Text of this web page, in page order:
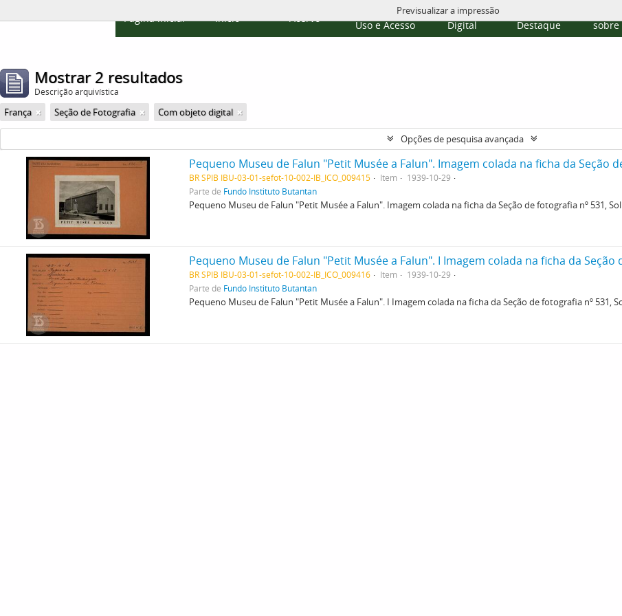
Página inicial Início Acervo
Políticas de
Uso e Acesso
Repositório
Digital
Destaque
sobre
Previsualizar a impressão
Mostrar 2 resultados
Descrição arquivística
França Seção de Fotografia Com objeto digital
Opções de pesquisa avançada
BR SPIB IBU-03-01-sefot-10-002-IB_ICO_009415 Item
1939-10-29
Parte de Fundo Instituto Butantan
Pequeno Museu de Falun "Petit Musée a Falun". Imagem colada na ficha da Seção de fotografia nº 531,
BR SPIB IBU-03-01-sefot-10-002-IB_ICO_009416 Item
1939-10-29
Parte de Fundo Instituto Butantan
Pequeno Museu de Falun "Petit Musée a Falun". I Imagem colada na ficha da Seção de fotografia nº 531,